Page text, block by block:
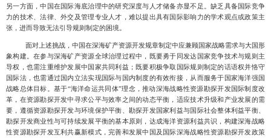
另一方面，中国在国际海底治理中的研究深度与人才储备亦显不足。缺乏具备国际竞争
力的技术、法律、外交及管理专业人才，难以提出具有国际影响力的学术观点或政策主
张，进而导致无法引导规则制定的困境。
面对上述挑战，中国在深海矿产资源开发规章制定中应兼顾国家战略需求与大国形
象构建。在参与深海矿产资源全球治理过程中，既要勇于同发达国家竞争技术与规则主
导权，也需注重维护发展中国家共同利益；既要积极争取国际规则制定的话语权并恪守
国际法，也需通过国内立法实现国际与国内制度的有效衔接，从而服务于国家海洋强国
战略总体目标。基于“海洋命运共同体”理念，推动深海战略性资源勘探开发国际制度改
革，在资源勘探开发中寻求公平与效率之间的动态平衡，适应技术升级和产业发展的需
要，遵循资源勘探开发与环境保护平衡、勘探开发国家利益与国际社会整体利益平衡、
勘探开发商业性与可持续发展平衡的基本原则，达成海洋资源利益共识，构建深海战略
性资源勘探开发互利共赢新模式，完善和发展中国及国际深海战略性资源勘探开发政策